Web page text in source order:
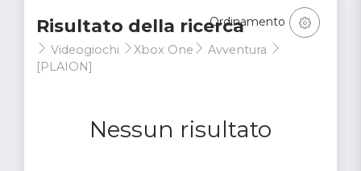
Risultato della ricerca
Videogiochi Xbox One
Avventura
[PLAION]
Nessun risultato
Ordinamento